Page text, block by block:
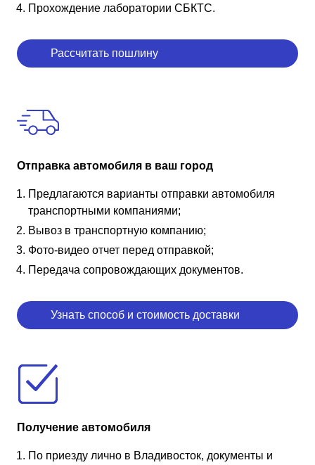
Прохождение лаборатории СБКТС.
Рассчитать пошлину
Отправка автомобиля в ваш город
Предлагаются варианты отправки автомобиля
транспортными компаниями;
Вывоз в транспортную компанию;
Фото-видео отчет перед отправкой;
Передача сопровождающих документов.
Узнать способ и стоимость доставки
Получение автомобиля
По приезду лично в Владивосток, документы и